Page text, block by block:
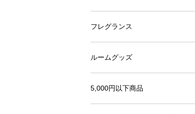
フレグランス
ルームグッズ
5,000円以下商品